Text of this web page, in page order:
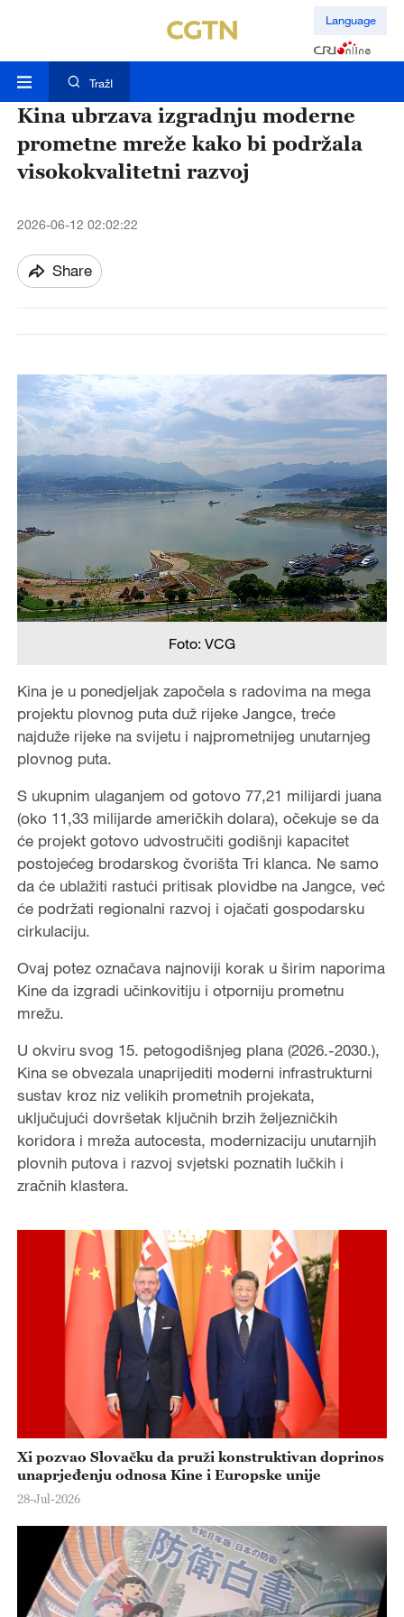
Language
TražI
Kina ubrzava izgradnju moderne
prometne mreže kako bi podržala
visokokvalitetni razvoj
2026-06-12 02:02:22
Share
Foto: VCG
Kina je u ponedjeljak započela s radovima na mega
projektu plovnog puta duž rijeke Jangce, treće
najduže rijeke na svijetu i najprometnijeg unutarnjeg
plovnog puta.
S ukupnim ulaganjem od gotovo 77,21 milijardi juana
(oko 11,33 milijarde američkih dolara), očekuje se da
će projekt gotovo udvostručiti godišnji kapacitet
postojećeg brodarskog čvorišta Tri klanca. Ne samo
da će ublažiti rastući pritisak plovidbe na Jangce, već
će podržati regionalni razvoj i ojačati gospodarsku
cirkulaciju.
Ovaj potez označava najnoviji korak u širim naporima
Kine da izgradi učinkovitiju i otporniju prometnu
mrežu.
U okviru svog 15. petogodišnjeg plana (2026.-2030.),
Kina se obvezala unaprijediti moderni infrastrukturni
sustav kroz niz velikih prometnih projekata,
uključujući dovršetak ključnih brzih željezničkih
koridora i mreža autocesta, modernizaciju unutarnjih
plovnih putova i razvoj svjetski poznatih lučkih i
zračnih klastera.
Xi pozvao Slovačku da pruži konstruktivan doprinos
unaprjeđenju odnosa Kine i Europske unije
28-Jul-2026